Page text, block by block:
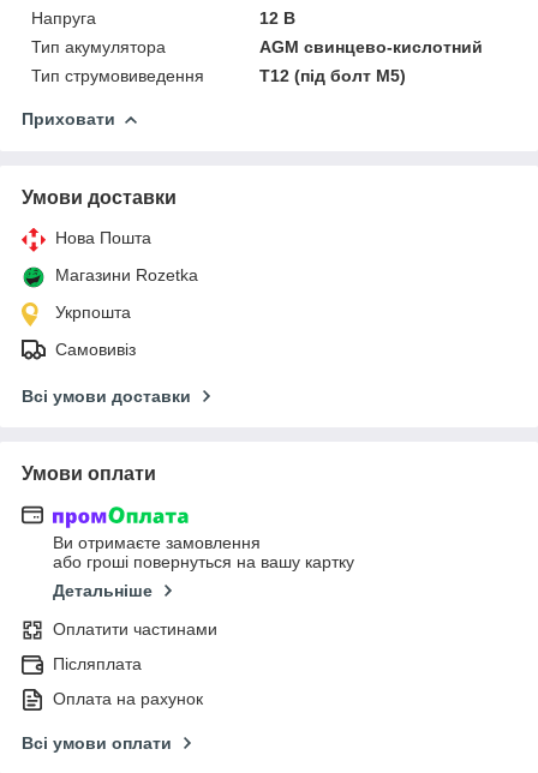
Напруга
12 В
Тип акумулятора
AGM свинцево-кислотний
Тип струмовиведення
T12 (під болт М5)
Приховати
Умови доставки
Нова Пошта
Магазини Rozetka
Укрпошта
Самовивіз
Всі умови доставки
Умови оплати
Ви отримаєте замовлення
або гроші повернуться на вашу картку
Детальніше
Оплатити частинами
Післяплата
Оплата на рахунок
Всі умови оплати